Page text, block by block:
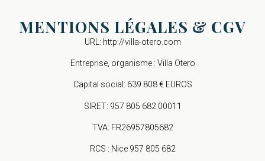
MENTIONS LÉGALES & CGV
URL: http://villa-otero.com
Entreprise, organisme : Villa Otero
Capital social: 639 808 € EUROS
SIRET: 957 805 682 00011
TVA: FR26957805682
RCS : Nice 957 805 682